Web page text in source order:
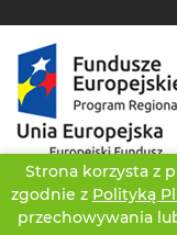
Strona korzysta z
zgodnie z Polityką
przechowywania